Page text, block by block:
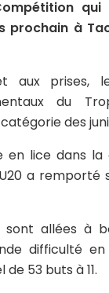
prochain à
aux prises,
du
des
en lice dans
a remporté
sont allées à
difficulté
53 buts à 11.